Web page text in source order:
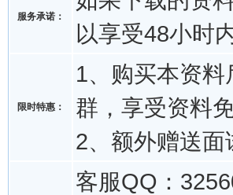
服务承诺：
以享受48小时
限时特惠：
1、购买本资
群，享受资料
2、额外赠送面
客服QQ：